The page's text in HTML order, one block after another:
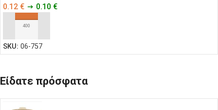
0.12 € 0.10 €
ΠΡΟΣΘΉΚΗ ΣΤΟ ΚΑΛΆΘΙ
SKU: 06-757
Είδατε πρόσφατα